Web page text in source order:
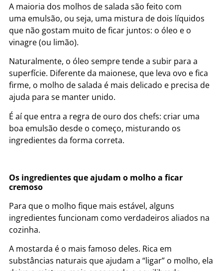
A maioria dos molhos de salada são feito com
uma emulsão, ou seja, uma mistura de dois líquidos
que não gostam muito de ficar juntos: o óleo e o
vinagre (ou limão).
Naturalmente, o óleo sempre tende a subir para a
superfície. Diferente da maionese, que leva ovo e fica
firme, o molho de salada é mais delicado e precisa de
ajuda para se manter unido.
É aí que entra a regra de ouro dos chefs: criar uma
boa emulsão desde o começo, misturando os
ingredientes da forma correta.
Os ingredientes que ajudam o molho a ficar
cremoso
Para que o molho fique mais estável, alguns
ingredientes funcionam como verdadeiros aliados na
cozinha.
A mostarda é o mais famoso deles. Rica em
substâncias naturais que ajudam a “ligar” o molho, ela